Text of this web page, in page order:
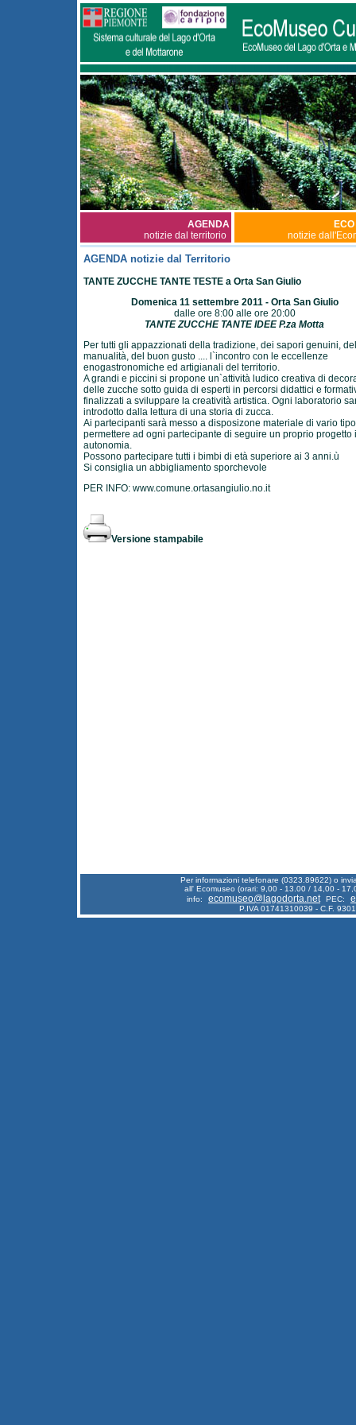
AGENDA
notizie dal territorio
notizie
AGENDA notizie dal Territorio
TANTE ZUCCHE TANTE TESTE a Orta San Giulio
Domenica 11 settembre 2011 - Orta San Giulio
dalle ore 8:00 alle ore 20:00
TANTE ZUCCHE TANTE IDEE P.za Motta
Per tutti gli appazzionati della tradizione, dei sapori genuini,
manualità, del buon gusto .... l`incontro con le eccellenze
enogastronomiche ed artigianali del territorio.
A grandi e piccini si propone un`attività ludico creativa di
delle zucche sotto guida di esperti in percorsi didattici e
finalizzati a sviluppare la creatività artistica. Ogni laboratorio
introdotto dalla lettura di una storia di zucca.
Ai partecipanti sarà messo a disposizone materiale di vario
permettere ad ogni partecipante di seguire un proprio progetto
autonomia.
Possono partecipare tutti i bimbi di età superiore ai 3 anni.ù
Si consiglia un abbigliamento sporchevole
PER INFO: www.comune.ortasangiulio.no.it
Versione stampabile
Per informazioni telefonare (0323.89622) o
all' Ecomuseo (orari: 9,00 - 13.00 / 14,00 -
info:
ecomuseo@lagodorta.net PEC:
P.IVA 01741310039 - C.F.